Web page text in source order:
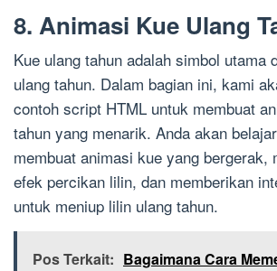
8. Animasi Kue Ulang
Kue ulang tahun adalah simbol utama
ulang tahun. Dalam bagian ini, kami
contoh script HTML untuk membuat
tahun yang menarik. Anda akan
membuat animasi kue yang bergerak,
efek percikan lilin, dan memberikan
untuk meniup lilin ulang tahun.
Pos Terkait: Bagaimana Cara